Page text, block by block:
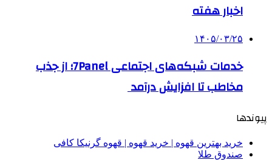
اخبار هفته
۱۴۰۵/۰۳/۲۵
خدمات شبکه‌های اجتماعی 7Panel؛ از جذب
مخاطب تا افزایش درآمد
پیوندها
خرید بهترین قهوه | خرید قهوه | قهوه گرنیکا کافی
صندوق طلا